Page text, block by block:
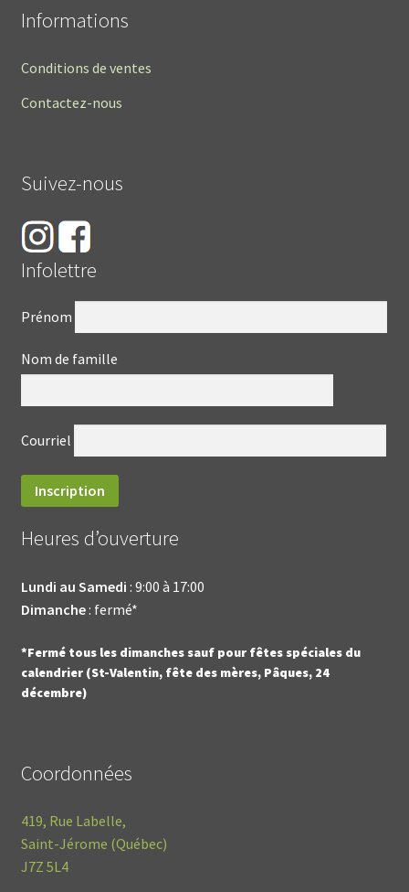
Informations
Conditions de ventes
Contactez-nous
Suivez-nous
Infolettre
Prénom
Nom de famille
Courriel
Heures d’ouverture
Lundi au Samedi : 9:00 à 17:00
Dimanche: fermé*
*Fermé tous les dimanches sauf pour fêtes spéciales du
calendrier (St-Valentin, fête des mères, Pâques, 24
décembre)
Coordonnées
419, Rue Labelle,
Saint-Jérome (Québec)
J7Z 5L4